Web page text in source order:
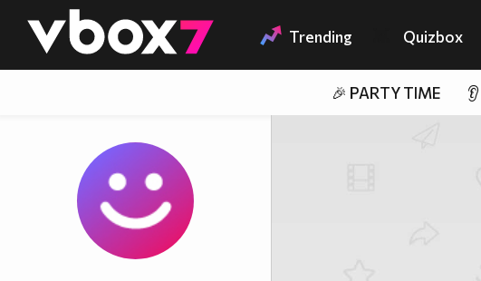
👾 Trending Quizbox
🎉 PARTY TIME